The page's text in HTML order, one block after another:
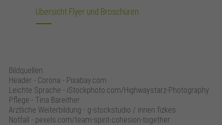
Übersicht Flyer und Broschüren
Bildquellen:
Header - Corona - Pixabay.com
Leichte Sprache - iStockphoto.com/Highwaystarz-Photography
Pflege - Tina Bareither
Ärztliche Weiterbildung - g-stockstudio / innen fizkes
Notfall - pexels.com/team-spirit-cohesion-together